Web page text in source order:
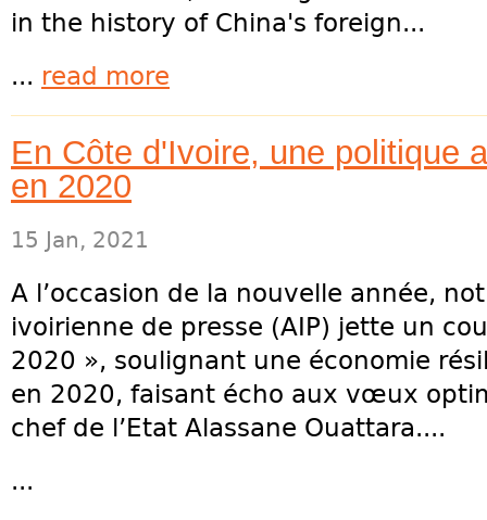
in the history of China's foreign...
... read more
En Côte d'Ivoire, une politique
en 2020
15 Jan, 2021
A l’occasion de la nouvelle année,
ivoirienne de presse (AIP) jette un
2020 », soulignant une économie
en 2020, faisant écho aux vœux
chef de l’Etat Alassane Ouattara....
...